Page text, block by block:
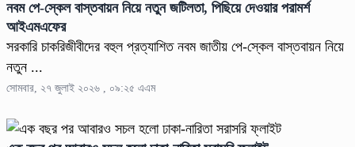
নবম পে-স্কেল বাস্তবায়ন নিয়ে নতুন জটিলতা, পিছিয়ে দেওয়ার পরামর্শ
আইএমএফের
সরকারি চাকরিজীবীদের বহুল প্রত্যাশিত নবম জাতীয় পে-স্কেল বাস্তবায়ন নিয়ে
নতুন ...
সোমবার, ২৭ জুলাই ২০২৬ , ০৯:২৫ এএম